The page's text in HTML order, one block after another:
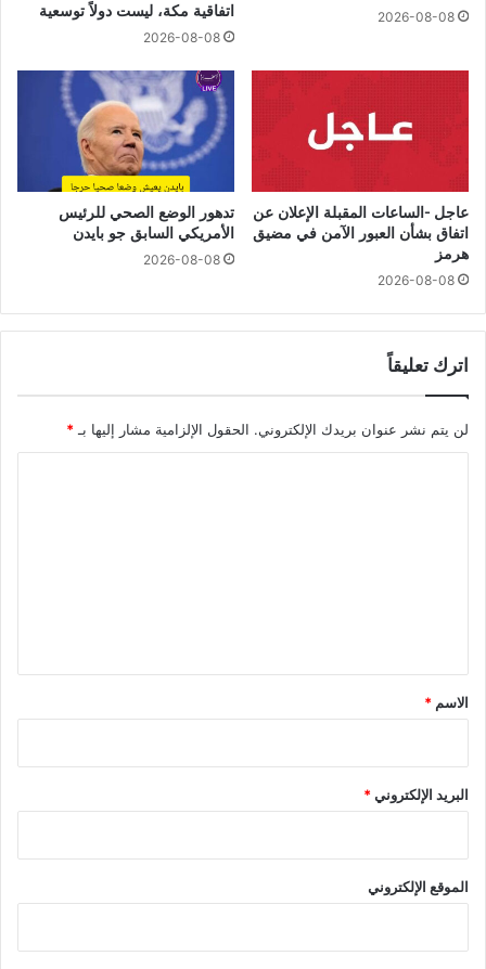
2026-08-08 اتفاقية مكة، ليست دولاً توسعية
2026-08-08
عاجل -الساعات المقبلة الإعلان عن
اتفاق بشأن العبور الآمن في مضيق
هرمز
2026-08-08
تدهور الوضع الصحي للرئيس
الأمريكي السابق جو بايدن
2026-08-08
اترك تعليقاً
لن يتم نشر عنوان بريدك الإلكتروني. الحقول الإلزامية مشار إليها بـ*
*
الاسم *
البريد الإلكتروني*
الموقع الإلكتروني